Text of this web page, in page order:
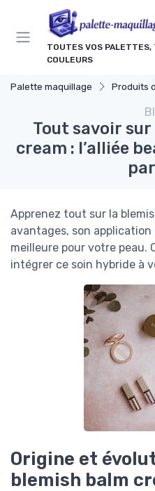
TOUTES VOS PALETTES,
COULEURS
Palette maquillage Produits
Tout savoir
cream : l’alliée
Apprenez tout sur la
avantages, son
meilleure pour votre peau.
intégrer ce soin hybride à
Origine et
blemish balm
Panneau de gestion des